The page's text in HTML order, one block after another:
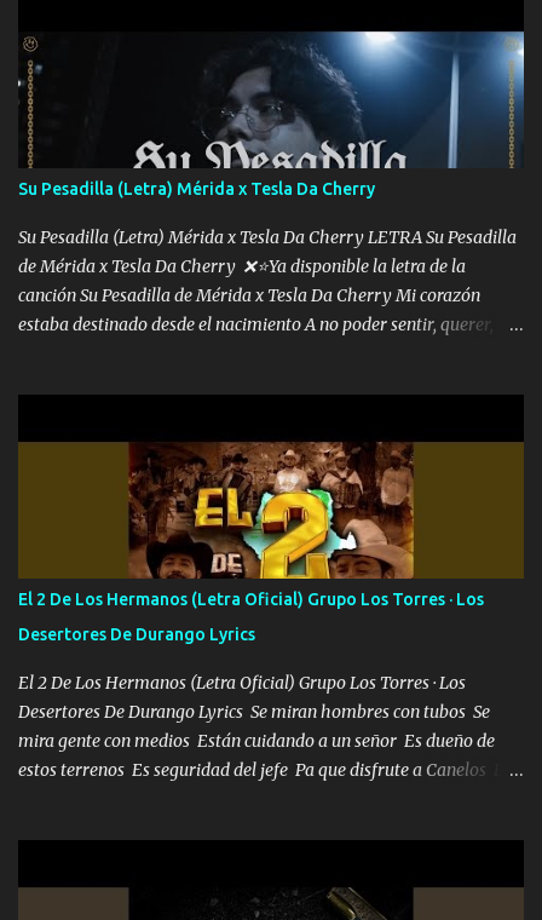
corriente no quieren verte subir de level trucha mis plebes Música
A veces me pongo un sombrero a veces me ven la cachucha de lado
con la mirada siempre en alto A veces me fajó una super o a veces
me fajó una Glock siempre armado todas las generaciones yo
traigo El chiste es que hago lo que quiero pues así soy me mandó
yo tengo el control a todos yo les paro el dedo soy hocicon un
malcriado un malandrón Que Les importa no saben nada falsas
las risas las que me miran hay gente corriente no quieren ve...
Su Pesadilla (Letra) Mérida x Tesla Da Cherry
Su Pesadilla (Letra) Mérida x Tesla Da Cherry LETRA Su Pesadilla
de Mérida x Tesla Da Cherry ❌⭐Ya disponible la letra de la
canción Su Pesadilla de Mérida x Tesla Da Cherry Mi corazón
estaba destinado desde el nacimiento A no poder sentir, querer,
algunas que no lo entiendan Porque ahora soy su pesadilla, lo sé
Soy yo la octava maravilla, no lo niegues Tengo de rodillas a otras
cien Y por más que quieran no me detienen Soy yo la mente que
más brilla, lo ves Pa' mi la vida es tan sencilla No lo entenderías en
tu vida, y está bien Porque lo que tengo nadie lo tiene Una me está
escribiendo y la otra me va a llamar Quiere que vaya a verla y que
la invite a cenar Otras más me están pidiendo que las saque a
bailar Pero es que tengo un par de conciertos más que llenar Se
mueven solo por el interés P...
El 2 De Los Hermanos (Letra Oficial) Grupo Los Torres · Los
Desertores De Durango Lyrics
El 2 De Los Hermanos (Letra Oficial) Grupo Los Torres · Los
Desertores De Durango Lyrics Se miran hombres con tubos Se
mira gente con medios Están cuidando a un señor Es dueño de
estos terrenos Es seguridad del jefe Pa que disfrute a Canelos Es
ni tampoco las mujeres porque es platica de grandes por eso hay
que estar alegres doy las instrucciones para atender los deberes